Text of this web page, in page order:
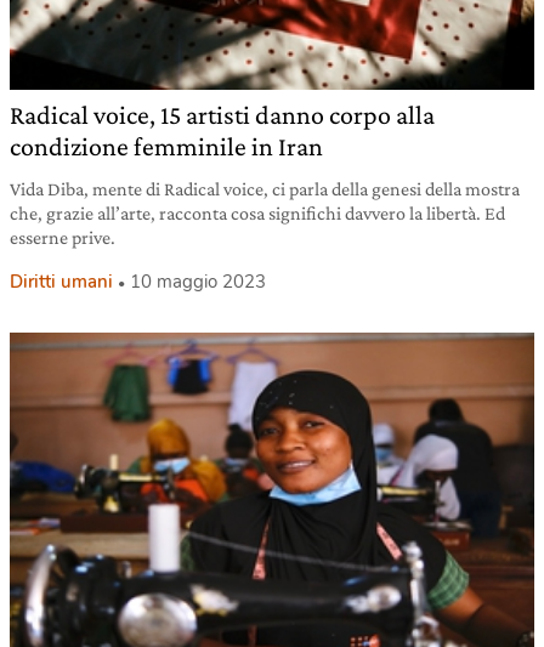
Radical voice, 15 artisti danno corpo alla
condizione femminile in Iran
Vida Diba, mente di Radical voice, ci parla della genesi della mostra
che, grazie all’arte, racconta cosa significhi davvero la libertà. Ed
esserne prive.
Diritti umani 10 maggio 2023